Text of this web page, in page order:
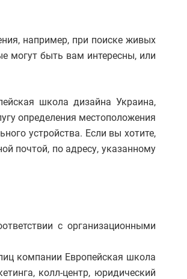
например, при поиске живых
могут быть вам интересны, или
школа дизайна Украина,
определения местоположения
устройства. Если вы хотите,
почтой, по адресу, указанному
с организационными
компании Европейская школа
колл-центр, юридический